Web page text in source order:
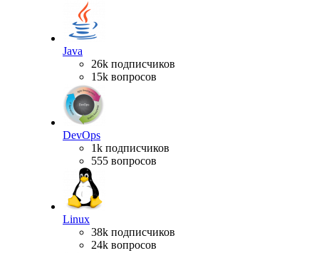
Java
26k подписчиков
15k вопросов
DevOps
1k подписчиков
555 вопросов
Linux
38k подписчиков
24k вопросов